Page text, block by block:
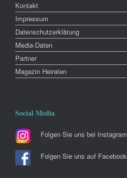
Kontakt
Impressum
Datenschutzerklärung
Media-Daten
Partner
Magazin Heiraten
Social Media
Folgen Sie uns bei Instagram
Folgen Sie uns auf Facebook